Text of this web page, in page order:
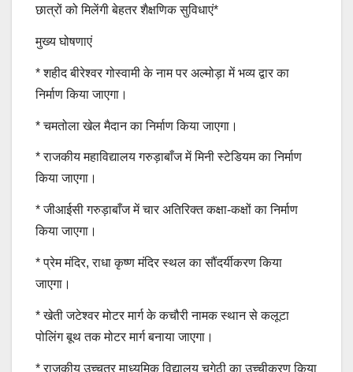
छात्रों को मिलेंगी बेहतर शैक्षणिक सुविधाएं*
मुख्य घोषणाएं
* शहीद बीरेश्वर गोस्वामी के नाम पर अल्मोड़ा में भव्य द्वार का
निर्माण किया जाएगा।
* चमतोला खेल मैदान का निर्माण किया जाएगा।
* राजकीय महाविद्यालय गरुड़ाबाँज में मिनी स्टेडियम का निर्माण
किया जाएगा।
* जीआईसी गरुड़ाबाँज में चार अतिरिक्त कक्षा-कक्षों का निर्माण
किया जाएगा।
* प्रेम मंदिर, राधा कृष्ण मंदिर स्थल का सौंदर्यीकरण किया
जाएगा।
* खेती जटेश्वर मोटर मार्ग के कचौरी नामक स्थान से कलूटा
पोलिंग बूथ तक मोटर मार्ग बनाया जाएगा।
* राजकीय उच्चतर माध्यमिक विद्यालय चगेठी का उच्चीकरण किया